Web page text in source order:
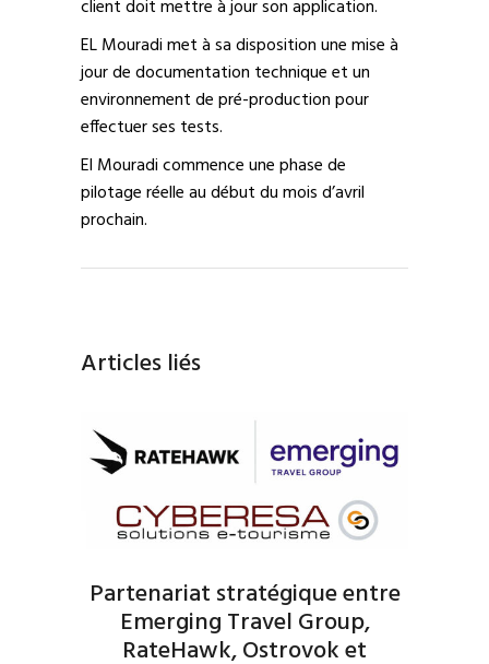
client doit mettre à jour son application.
EL Mouradi met à sa disposition une mise à
jour de documentation technique et un
environnement de pré-production pour
effectuer ses tests.
El Mouradi commence une phase de
pilotage réelle au début du mois d’avril
prochain.
Articles liés
Partenariat stratégique entre
Emerging Travel Group,
RateHawk, Ostrovok et